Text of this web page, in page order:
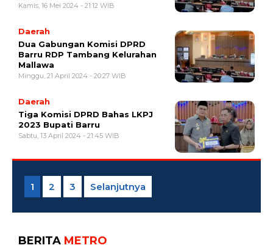
Kamis, 16 Mei 2024 - 21:12 WIB
Daerah
Dua Gabungan Komisi DPRD
Barru RDP Tambang Kelurahan
Mallawa
Minggu, 21 April 2024 - 20:27 WIB
Daerah
Tiga Komisi DPRD Bahas LKPJ
2023 Bupati Barru
Sabtu, 13 April 2024 - 21:45 WIB
Paginasi
pos
1 2 3 Selanjutnya
BERITA METRO